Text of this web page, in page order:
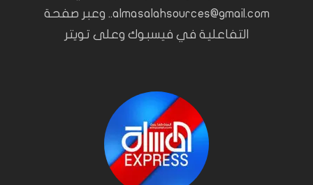
almasalahsources@gmail.com.. وعبر صفحة
التفاعلية في فيسبوك وعلى تويتر